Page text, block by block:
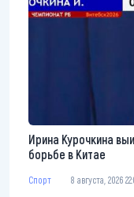
Ирина Курочкина
борьбе в Китае
Спорт 8 августа, 2026